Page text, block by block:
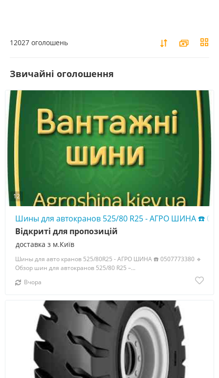
12027 оголошень
Звичайні оголошення
12
Шины для автокранов 525/80 R25 - АГРО ШИНА ☎️
доставка з м.Київ
Відкриті для пропозицій
Шины для авто кранов 525/80R25 - АГРО ШИНА ☎️ 0507773380 🔹
Обзор шин для автокранов 525/80 R25 –...
Вчора